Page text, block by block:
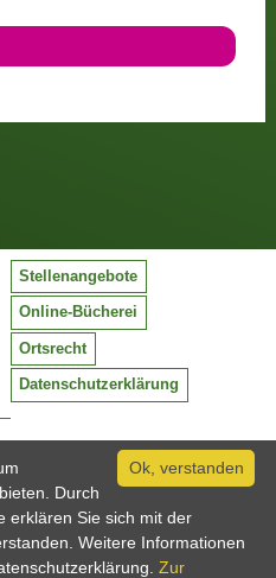
Stellenangebote
Online-Bücherei
Ortsrecht
Datenschutzerklärung
Ok, verstanden
Durch
erklären Sie sich mit der
Weitere Informationen
Zur